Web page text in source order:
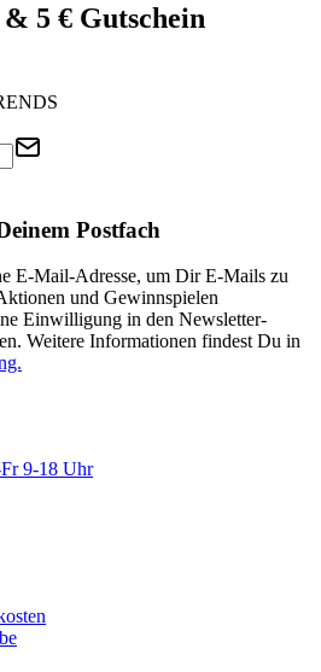
5 € Gutschein
Postfach
E-Mail-Adresse, um Dir E-Mails zu
und Gewinnspielen
Einwilligung in den Newsletter-
Weitere Informationen findest Du in
9-18 Uhr